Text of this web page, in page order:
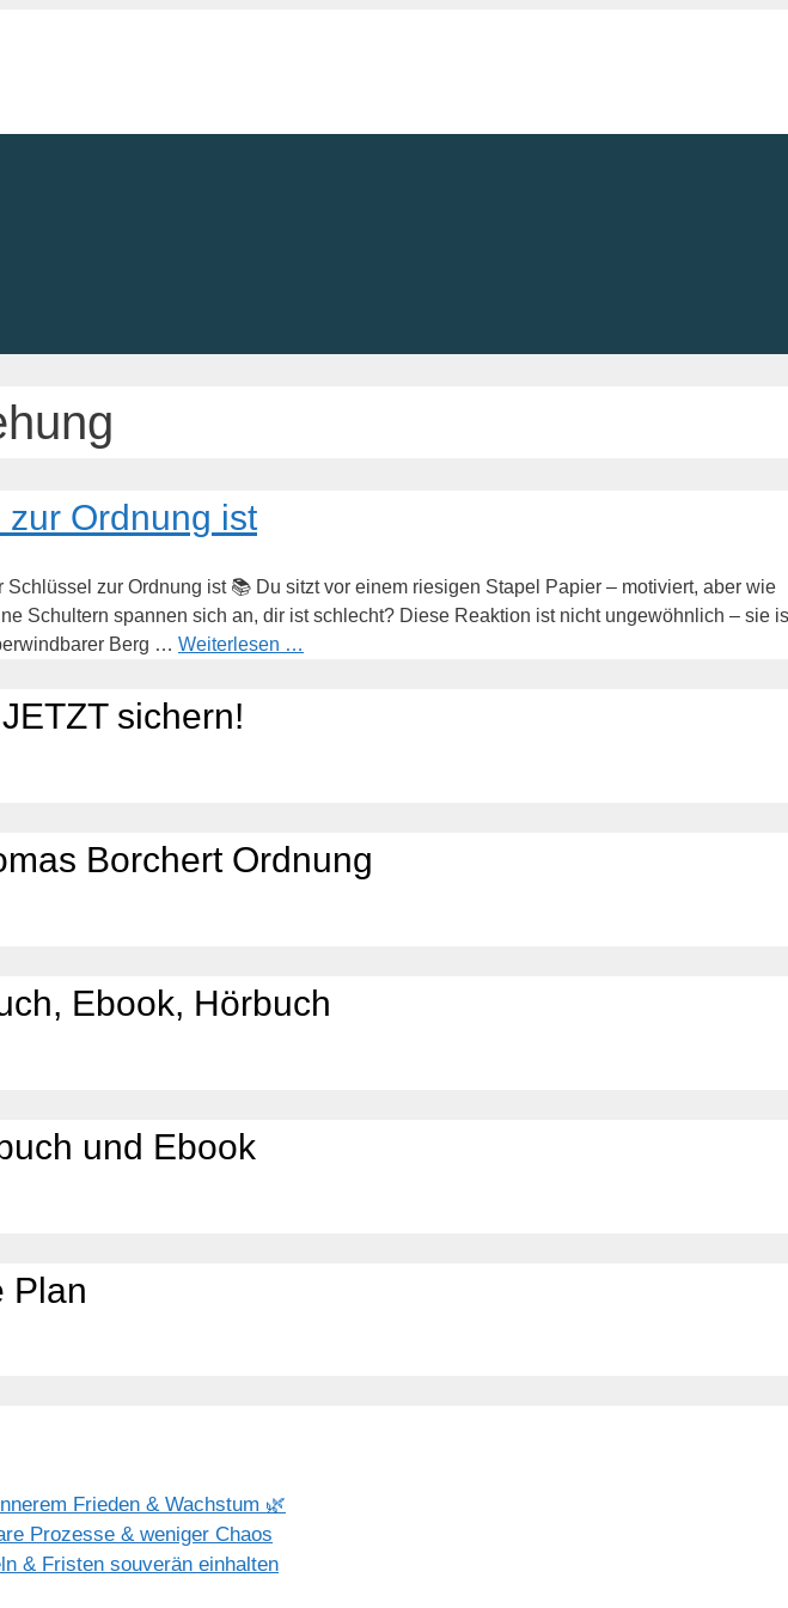
Ordnung ist
zur Ordnung ist 📚 Du sitzt vor einem riesigen Stapel Papier – motiviert, aber wie
Schultern spannen sich an, dir ist schlecht? Diese Reaktion ist nicht ungewöhnlich – sie
Berg … Weiterlesen …
sichern!
Borchert Ordnung
Ebook, Hörbuch
und Ebook
Plan
Frieden & Wachstum 🌿
Prozesse & weniger Chaos
& Fristen souverän einhalten